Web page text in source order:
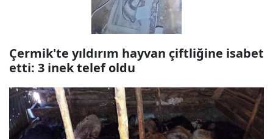
Çermik'te yıldırım hayvan çiftliğine isabet
etti: 3 inek telef oldu